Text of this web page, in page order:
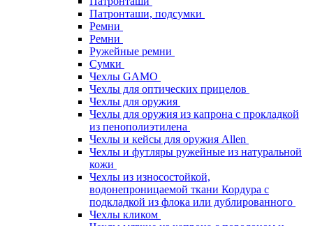
Патронташи, подсумки
Ремни
Ремни
Ружейные ремни
Сумки
Чехлы GAMO
Чехлы для оптических прицелов
Чехлы для оружия
Чехлы для оружия из капрона с прокладкой
из пенополиэтилена
Чехлы и кейсы для оружия Allen
Чехлы и футляры ружейные из натуральной
кожи
Чехлы из износостойкой,
водонепроницаемой ткани Кордура с
подкладкой из флока или дублированного
Чехлы кликом